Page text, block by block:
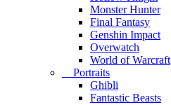
Monster Hunter
Final Fantasy
Genshin Impact
Overwatch
World of Warcraft
Portraits
Ghibli
Fantastic Beasts